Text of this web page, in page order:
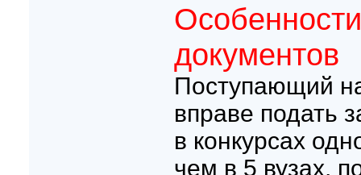
документов
Поступающий
вправе подать
в конкурсах
чем в 5 вузах,